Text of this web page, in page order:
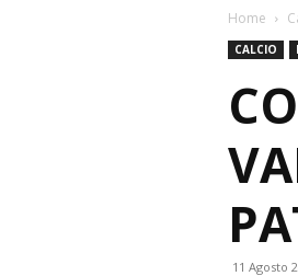
Home
CALCIO
11 Agosto